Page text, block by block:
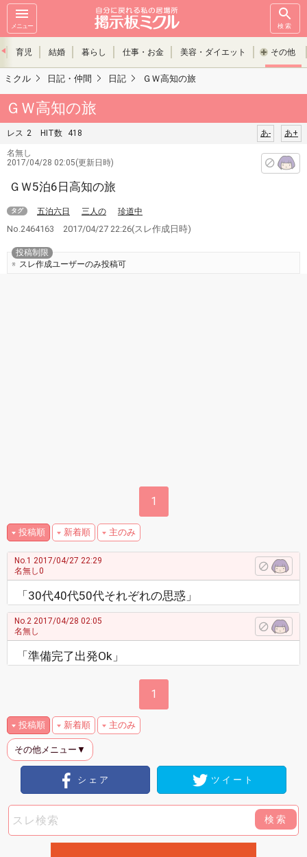
メニュー 検索
育児 結婚 暮らし 仕事・お金 美容・ダイエット その他
ミクル 日記・仲間 日記 ＧＷ高知の旅
ＧＷ高知の旅
レス 2 HIT数 418 あ+
あ-
名無し
2017/04/28 02:05(更新日時)
ＧＷ5泊6日高知の旅
タグ 五泊六日 三人の 珍道中
No.2464163 2017/04/27 22:26(スレ作成日時)
投稿制限
スレ作成ユーザーのみ投稿可
1
投稿順 新着順 主のみ
No.1 2017/04/27 22:29
名無し0
「30代40代50代それぞれの思惑」
No.2 2017/04/28 02:05
名無し
「準備完了出発Ok」
1
投稿順 新着順 主のみ
その他メニュー▼
シェア ツイート
検索